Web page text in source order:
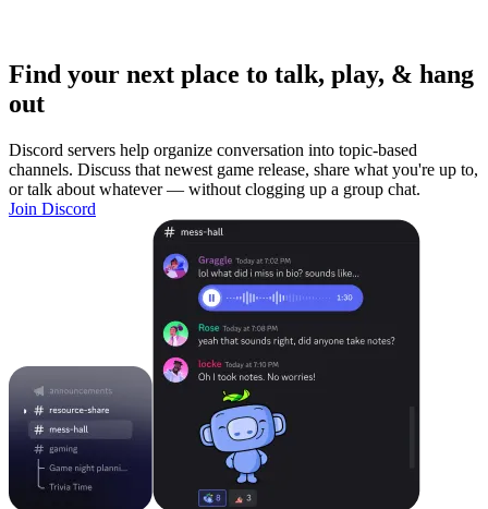
Find your next place to talk, play, & hang
out
Discord servers help organize conversation into topic-based
channels. Discuss that newest game release, share what you're up to,
or talk about whatever — without clogging up a group chat.
Join Discord